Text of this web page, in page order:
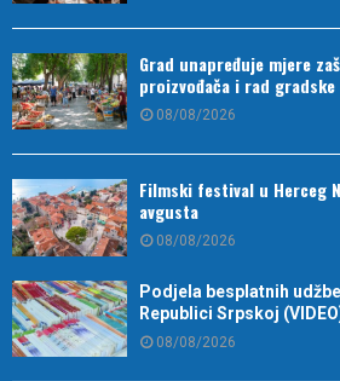
Grad unapređuje mjere
proizvođača i rad
08/08/2026
Filmski festival u Herceg
avgusta
08/08/2026
Podjela besplatnih
Republici Srpskoj
08/08/2026